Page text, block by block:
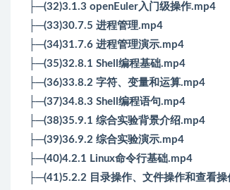
├─(32)3.1.3 openEuler入门级操作.mp4
├─(33)30.7.5 进程管理.mp4
├─(34)31.7.6 进程管理演示.mp4
├─(35)32.8.1 Shell编程基础.mp4
├─(36)33.8.2 字符、变量和运算.mp4
├─(37)34.8.3 Shell编程语句.mp4
├─(38)35.9.1 综合实验背景介绍.mp4
├─(39)36.9.2 综合实验演示.mp4
├─(40)4.2.1 Linux命令行基础.mp4
├─(41)5.2.2 目录操作、文件操作和查看